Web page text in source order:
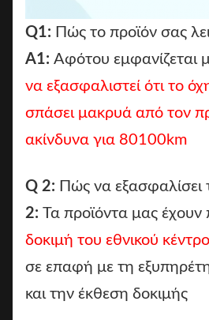
Q1: Πώς το προϊόν σας
Α1: Αφότου εμφανίζεται
να εξασφαλιστεί ότι το
σπάσει μακρυά από τον
ακίνδυνα για 80100km
Q 2: Πώς να εξασφαλίσει
2: Τα προϊόντα μας έχουν
δοκιμή του εθνικού
σε επαφή με τη
και την έκθεση δοκιμής